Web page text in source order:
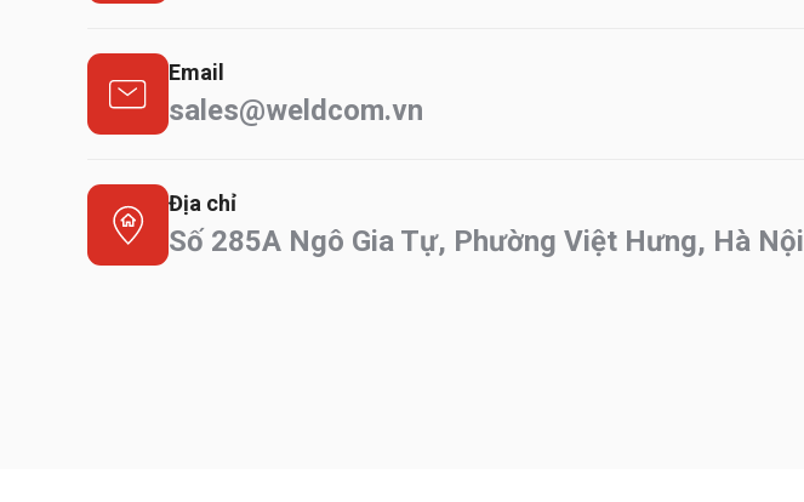
Email
sales@weldcom.vn
Địa chỉ
Số 285A Ngô Gia Tự, Phường Việt Hưng, Hà Nội